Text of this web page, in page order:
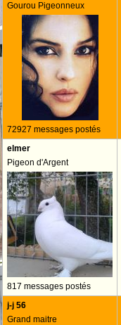
Gourou Pigeonneux
72927 messages postés
elmer
Pigeon d'Argent
817 messages postés
j-j 56
Grand maitre